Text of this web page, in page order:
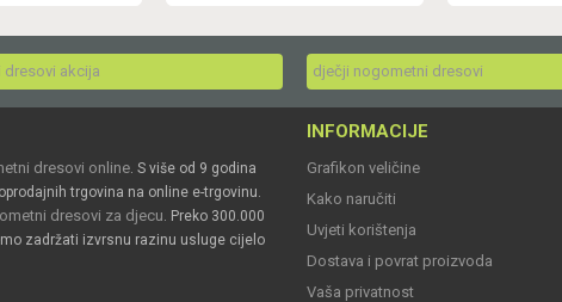
dresovi akcija dječji nogometni dresovi
dresovi online. S više od 9 godina
trgovina na online e-trgovinu.
dresovi za djecu. Preko 300.000
zadržati izvrsnu razinu usluge cijelo
INFORMACIJE
Grafikon veličine
Kako naručiti
Uvjeti korištenja
Dostava i povrat proizvoda
Vaša privatnost